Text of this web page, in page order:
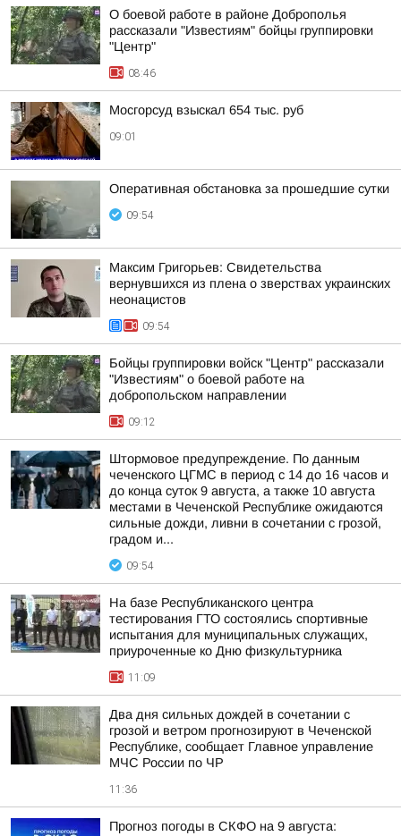
О боевой работе в районе Доброполья
рассказали "Известиям" бойцы группировки
"Центр"
08:46
Мосгорсуд взыскал 654 тыс. руб
09:01
Оперативная обстановка за прошедшие сутки
09:54
Максим Григорьев: Свидетельства
вернувшихся из плена о зверствах украинских
неонацистов
09:54
Бойцы группировки войск "Центр" рассказали
"Известиям" о боевой работе на
добропольском направлении
09:12
Штормовое предупреждение. По данным
чеченского ЦГМС в период с 14 до 16 часов и
до конца суток 9 августа, а также 10 августа
местами в Чеченской Республике ожидаются
сильные дожди, ливни в сочетании с грозой,
градом и...
09:54
На базе Республиканского центра
тестирования ГТО состоялись спортивные
испытания для муниципальных служащих,
приуроченные ко Дню физкультурника
11:09
Два дня сильных дождей в сочетании с
грозой и ветром прогнозируют в Чеченской
Республике, сообщает Главное управление
МЧС России по ЧР
11:36
Прогноз погоды в СКФО на 9 августа: